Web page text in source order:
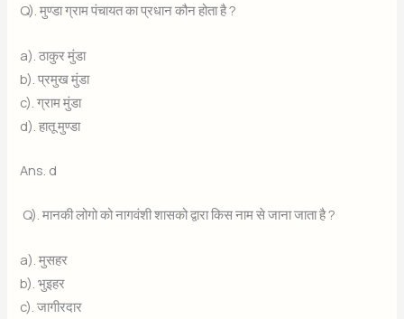
Q). मुण्डा ग्राम पंचायत का प्रधान कौन होता है ?
a). ठाकुर मुंडा
b). प्रमुख मुंडा
c). ग्राम मुंडा
d). हातू मुण्डा
Ans. d
Q). मानकी लोगो को नागवंशी शासको द्वारा किस नाम से जाना जाता है ?
a). मुसहर
b). भुइहर
c). जागीरदार